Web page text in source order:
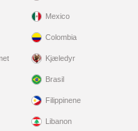
Mexico
Colombia
Kjæledyr
Brasil
Filippinene
Libanon